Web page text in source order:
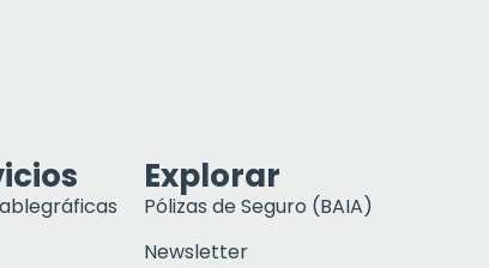
Explorar
Pólizas de Seguro (BAIA)
Newsletter